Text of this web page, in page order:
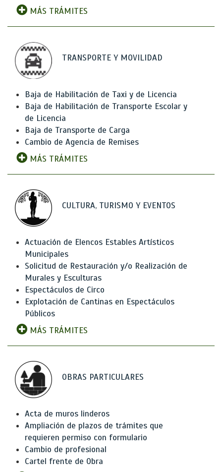
MÁS TRÁMITES
TRANSPORTE Y MOVILIDAD
Baja de Habilitación de Taxi y de Licencia
Baja de Habilitación de Transporte Escolar y
de Licencia
Baja de Transporte de Carga
Cambio de Agencia de Remises
MÁS TRÁMITES
CULTURA, TURISMO Y EVENTOS
Actuación de Elencos Estables Artísticos
Municipales
Solicitud de Restauración y/o Realización de
Murales y Esculturas
Espectáculos de Circo
Explotación de Cantinas en Espectáculos
Públicos
MÁS TRÁMITES
OBRAS PARTICULARES
Acta de muros linderos
Ampliación de plazos de trámites que
requieren permiso con formulario
Cambio de profesional
Cartel frente de Obra